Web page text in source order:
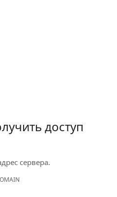
доступ
сервера.